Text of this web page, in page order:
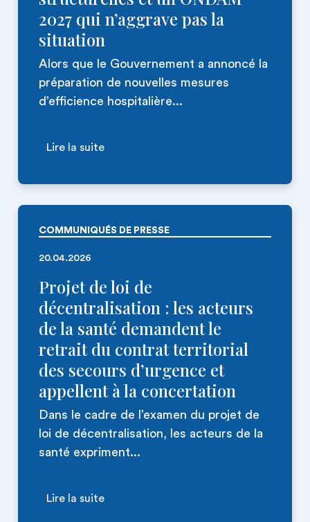
2027 qui n’aggrave pas la
situation
Alors que le Gouvernement a annoncé la
préparation de nouvelles mesures
d’efficience hospitalière...
Lire la suite
COMMUNIQUÉS DE PRESSE
20.04.2026
Projet de loi de
décentralisation : les acteurs
de la santé demandent le
retrait du contrat territorial
des secours d’urgence et
appellent à la concertation
Dans le cadre de l’examen du projet de
loi de décentralisation, les acteurs de la
santé expriment...
Lire la suite